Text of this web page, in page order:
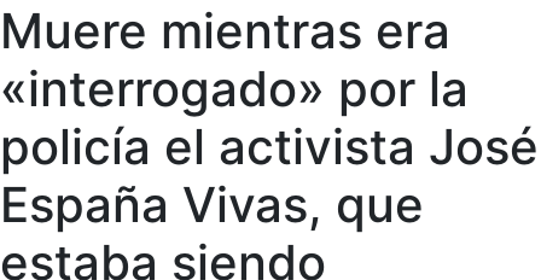
Muere mientras era
«interrogado» por la
policía el activista José
España Vivas, que
estaba siendo